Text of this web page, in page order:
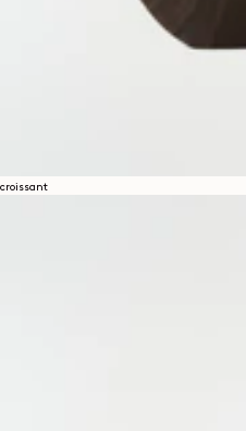
croissant